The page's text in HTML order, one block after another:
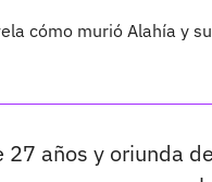
cómo murió Alahía y
años y oriunda